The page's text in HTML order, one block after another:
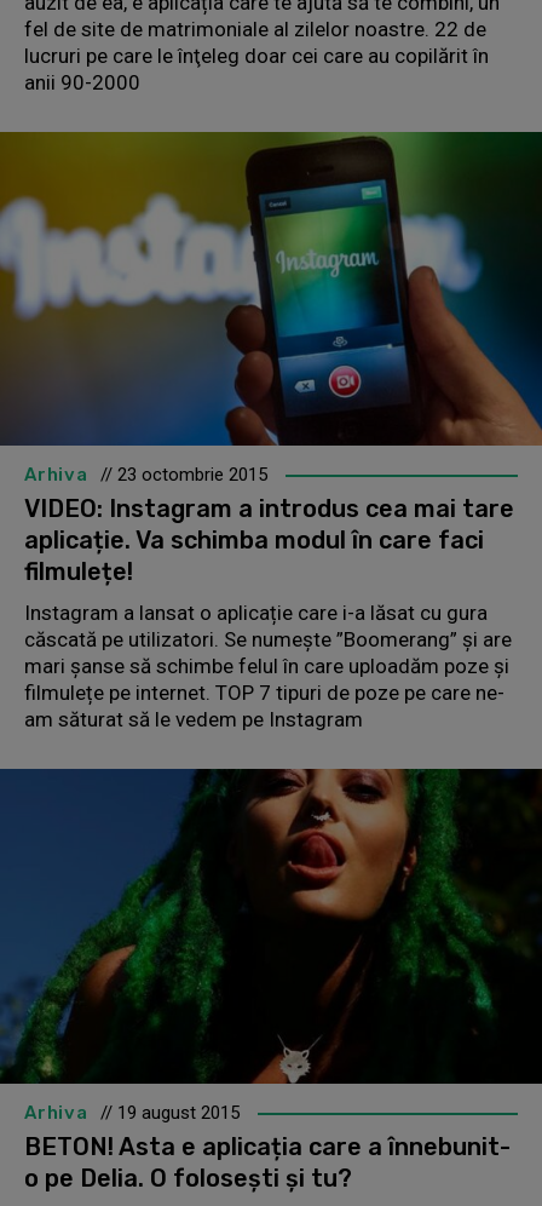
fel de site de matrimoniale al zilelor noastre. 22 de
lucruri pe care le înţeleg doar cei care au copilărit în
anii 90-2000
Arhiva // 23 octombrie 2015
VIDEO: Instagram a introdus cea mai tare
aplicație. Va schimba modul în care faci
filmulețe!
Instagram a lansat o aplicație care i-a lăsat cu gura
căscată pe utilizatori. Se numește ”Boomerang” și are
mari șanse să schimbe felul în care uploadăm poze și
filmulețe pe internet. TOP 7 tipuri de poze pe care ne-
am săturat să le vedem pe Instagram
Arhiva // 19 august 2015
BETON! Asta e aplicația care a înnebunit-
o pe Delia. O folosești și tu?